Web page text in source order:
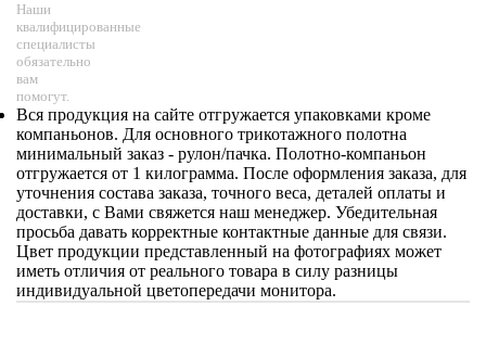
Наши
квалифицированные
специалисты
обязательно
вам
помогут.
Вся продукция на сайте отгружается упаковками кроме
компаньонов. Для основного трикотажного полотна
минимальный заказ - рулон/пачка. Полотно-компаньон
отгружается от 1 килограмма. После оформления заказа, для
уточнения состава заказа, точного веса, деталей оплаты и
доставки, с Вами свяжется наш менеджер. Убедительная
просьба давать корректные контактные данные для связи.
Цвет продукции представленный на фотографиях может
иметь отличия от реального товара в силу разницы
индивидуальной цветопередачи монитора.